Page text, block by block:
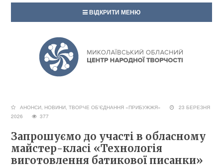
ВІДКРИТИ МЕНЮ
АНОНСИ, НОВИНИ,ТВОРЧЕ ОБ'ЄДНАННЯ «ПРИБУЖЖЯ»
23 БЕРЕЗНЯ
2026
377
Запрошуємо до участі в обласному
майстер-класі «Технологія
виготовлення батикової писанки»